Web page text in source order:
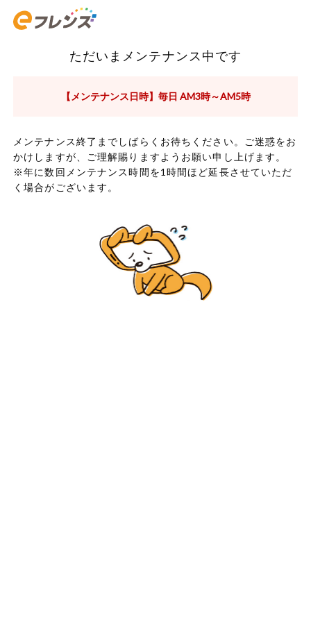
ただいまメンテナンス中です
【メンテナンス日時】毎日 AM3時～AM5時
メンテナンス終了までしばらくお待ちください。ご迷惑をお
かけしますが、ご理解賜りますようお願い申し上げます。
※年に数回メンテナンス時間を1時間ほど延長させていただ
く場合がございます。